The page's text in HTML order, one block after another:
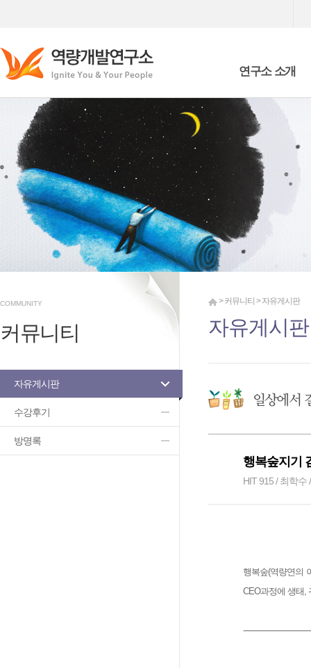
연구소 소개
Who we are
What we are doing
COMMUNITY
커뮤니티
자유게시판
수강후기
방명록
> 커뮤니티 > 자유게시판
자유게시판
행복숲지기
HIT 915 / 최학수
행복숲(역량연의
CEO과정에 생태,